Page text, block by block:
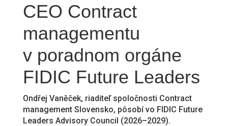
CEO Contract
managementu
v poradnom orgáne
FIDIC Future Leaders
Ondřej Vaněček, riaditeľ spoločnosti Contract
management Slovensko, pôsobí vo FIDIC Future
Leaders Advisory Council (2026–2029).